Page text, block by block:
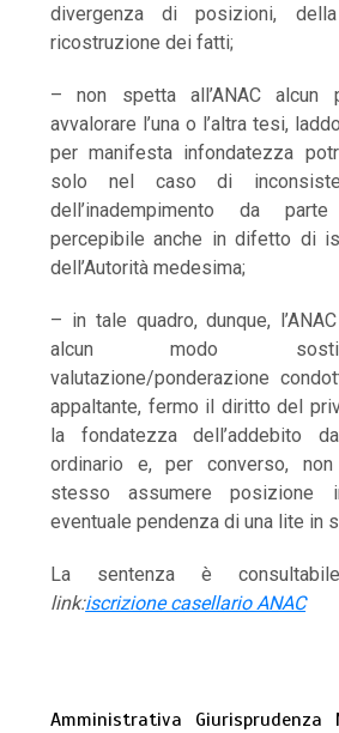
divergenza di posizioni,
ricostruzione dei fatti;
– non spetta all’ANAC alcun
avvalorare l’una o l’altra tesi,
per manifesta infondatezza
solo nel caso di
dell’inadempimento da parte
percepibile anche in difetto di
dell’Autorità medesima;
– in tale quadro, dunque,
alcun modo
valutazione/ponderazione
appaltante, fermo il diritto del
la fondatezza dell’addebito
ordinario e, per converso, non
stesso assumere posizione
eventuale pendenza di una lite in
La sentenza è
link:iscrizione casellario ANAC
Amministrativa Giurisprudenza